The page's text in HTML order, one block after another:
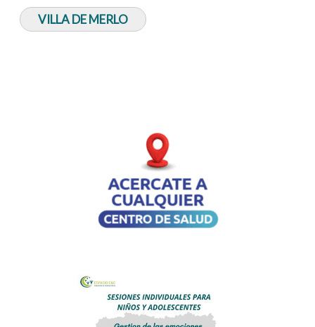
VILLA DE MERLO